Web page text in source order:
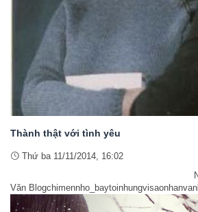
Thành thật với tình yêu
Thứ ba 11/11/2014, 16:02
Văn